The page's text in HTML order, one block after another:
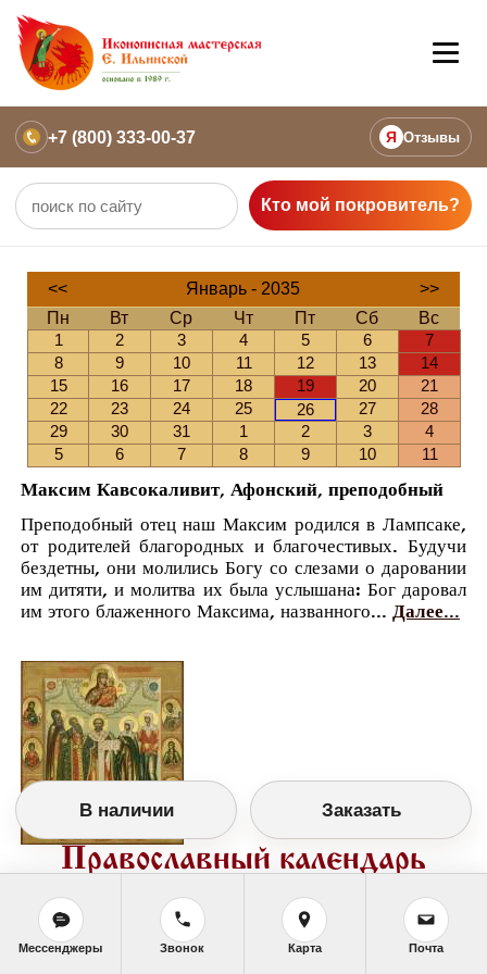
+7 (800) 333-00-37 Я Отзывы
Кто мой покровитель?
<< Январь - 2035
>>
Пн
Вт Ср Чт Пт Сб
Вс
1
2 3 4 5 6
7
8
9 10 11 12 13
14
15
16 17 18 19 20
21
22
23 24 25 26 27
28
29
30 31 1 2 3
4
5
6 7 8 9 10 11
Максим Кавсокаливит, Афонский, преподобный
Преподобный отец наш Максим родился в Лампсаке,
от родителей благородных и благочестивых. Будучи
бездетны, они молились Богу со слезами о даровании
им дитяти, и молитва их была услышана: Бог даровал
им этого блаженного Максима, названного... Далее...
Православный календарь
<<Пятница, 26 Января (13 Января по старому
стилю)
>>
В наличии Заказать
Мессенджеры Звонок Карта Почта